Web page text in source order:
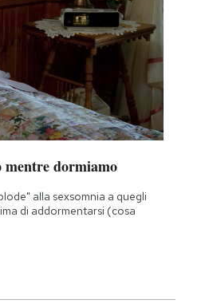
mentre dormiamo
alla sexsomnia a quegli
di addormentarsi (cosa